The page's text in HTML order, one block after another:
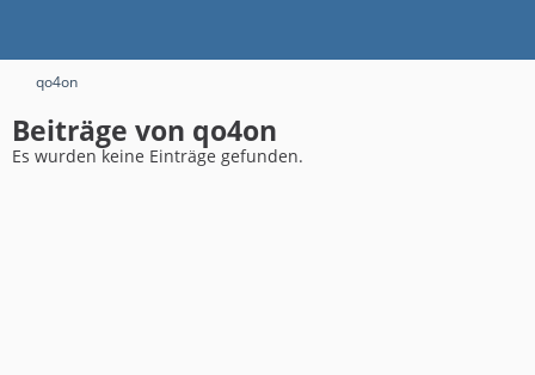
qo4on
Beiträge von qo4on
Es wurden keine Einträge gefunden.